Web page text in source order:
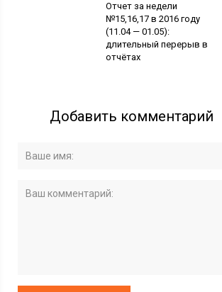
Отчет за недели
№15,16,17 в 2016 году
(11.04 — 01.05):
длительный перерыв в
отчётах
Добавить комментарий